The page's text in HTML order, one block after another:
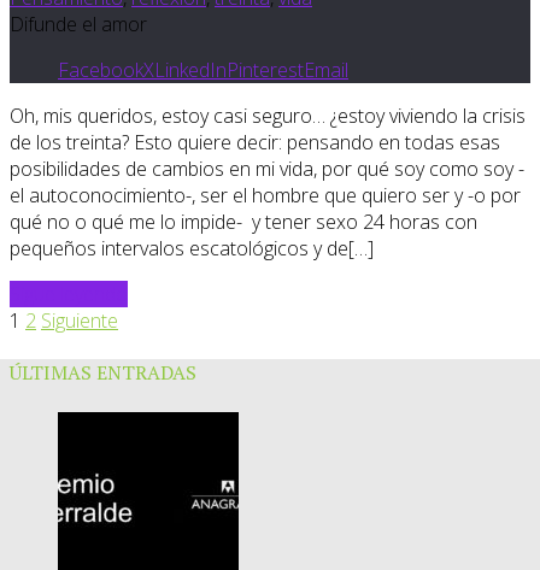
Difunde el amor
FacebookXLinkedInPinterestEmail
Oh, mis queridos, estoy casi seguro… ¿estoy viviendo la crisis
de los treinta? Esto quiere decir: pensando en todas esas
posibilidades de cambios en mi vida, por qué soy como soy -
el autoconocimiento-, ser el hombre que quiero ser y -o por
qué no o qué me lo impide- y tener sexo 24 horas con
pequeños intervalos escatológicos y de[…]
1 2 Siguiente
ÚLTIMAS ENTRADAS